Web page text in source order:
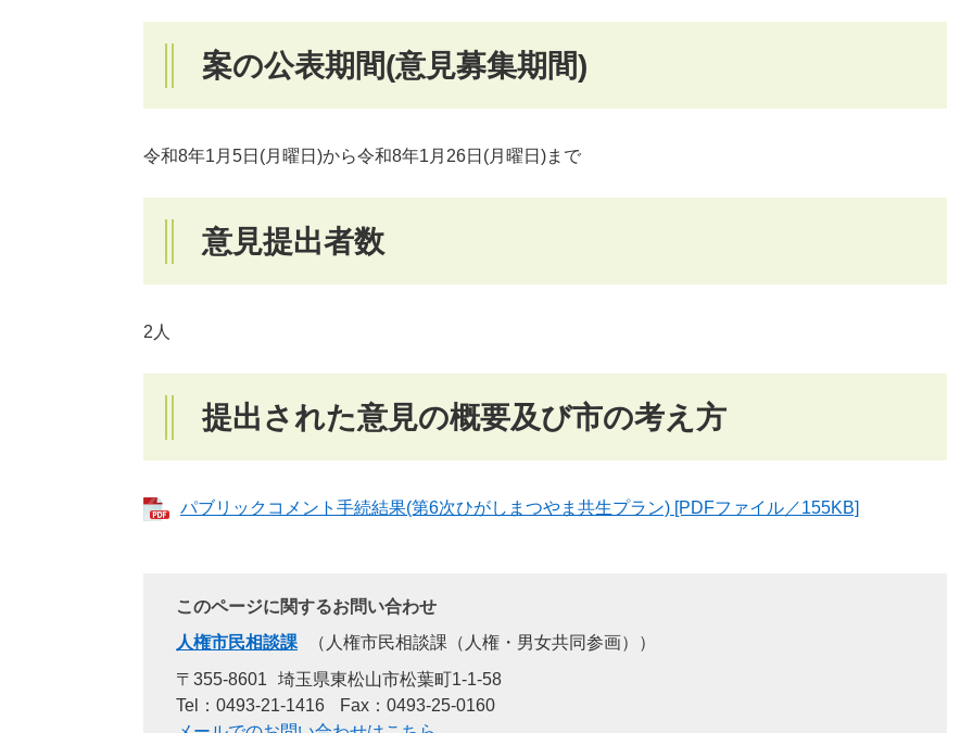
案の公表期間(意見募集期間)
令和8年1月5日(月曜日)から令和8年1月26日(月曜日)まで
意見提出者数
2人
提出された意見の概要及び市の考え方
パブリックコメント手続結果(第6次ひがしまつやま共生プラン) [PDFファイル／155KB]
このページに関するお問い合わせ
人権市民相談課
人権市民相談課（人権・男女共同参画）
〒355-8601
埼玉県東松山市松葉町1-1-58
Tel：0493-21-1416
Fax：0493-25-0160